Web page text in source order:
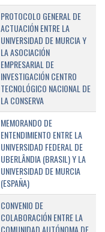
PROTOCOLO GENERAL DE
ACTUACIÓN ENTRE LA
UNIVERSIDAD DE MURCIA Y
LA ASOCIACIÓN
EMPRESARIAL DE
INVESTIGACIÓN CENTRO
TECNOLÓGICO NACIONAL DE
LA CONSERVA
MEMORANDO DE
ENTENDIMIENTO ENTRE LA
UNIVERSIDAD FEDERAL DE
UBERLÂNDIA (BRASIL) Y LA
UNIVERSIDAD DE MURCIA
(ESPAÑA)
CONVENIO DE
COLABORACIÓN ENTRE LA
COMUNIDAD AUTÓNOMA DE